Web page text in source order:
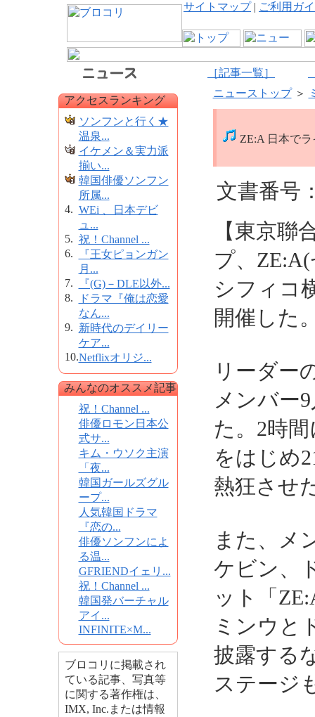
サイトマップ| ご利用ガ
［記事一覧］
アクセスランキング
ソンフンと行く★
温泉...
イケメン＆実力派
揃い...
韓国俳優ソンフン
所属...
4. WEi 、日本デビ
ュ...
5. 祝！Channel ...
6.
『王女ピョンガン
月...
7.
『(G)－DLE以外...
8.
ドラマ『俺は恋愛
なん...
9. 新時代のデイリー
ケア...
10.Netflixオリジ...
みんなのオススメ記事
祝！Channel ...
俳優ロモン日本公
式サ...
キム・ウソク主演
「夜...
韓国ガールズグル
ープ...
人気韓国ドラマ
『恋の...
俳優ソンフンによ
る温...
GFRIENDイェリ...
祝！Channel ...
韓国発バーチャル
アイ...
INFINITE×M...
ブロコリに掲載され
ている記事、写真等
に関する著作権は、
IMX, Inc.または情報
ニューストップ＞
ZE:A 日本で
文書番号
【東京聯
プ、
シフィコ
開催した
リーダー
メンバー
た。2時
をはじめ
熱狂させ
また、メ
ケビン、
ット「
ミンウと
披露する
ステージ